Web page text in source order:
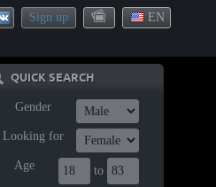
Sign up EN
QUICK SEARCH
Gender
Looking for
Age
to